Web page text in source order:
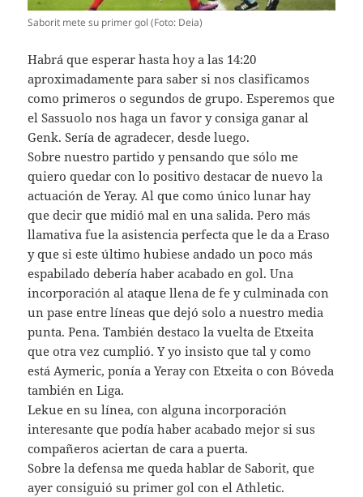
Saborit mete su primer gol (Foto: Deia)
Habrá que esperar hasta hoy a las 14:20
aproximadamente para saber si nos clasificamos
como primeros o segundos de grupo. Esperemos que
el Sassuolo nos haga un favor y consiga ganar al
Genk. Sería de agradecer, desde luego.
Sobre nuestro partido y pensando que sólo me
quiero quedar con lo positivo destacar de nuevo la
actuación de Yeray. Al que como único lunar hay
que decir que midió mal en una salida. Pero más
llamativa fue la asistencia perfecta que le da a Eraso
y que si este último hubiese andado un poco más
espabilado debería haber acabado en gol. Una
incorporación al ataque llena de fe y culminada con
un pase entre líneas que dejó solo a nuestro media
punta. Pena. También destaco la vuelta de Etxeita
que otra vez cumplió. Y yo insisto que tal y como
está Aymeric, ponía a Yeray con Etxeita o con Bóveda
también en Liga.
Lekue en su línea, con alguna incorporación
interesante que podía haber acabado mejor si sus
compañeros aciertan de cara a puerta.
Sobre la defensa me queda hablar de Saborit, que
ayer consiguió su primer gol con el Athletic.